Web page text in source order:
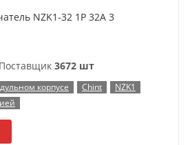
NZK1-32 1P 32А 3
Поставщик 3672 шт
корпусе Chint
NZK1